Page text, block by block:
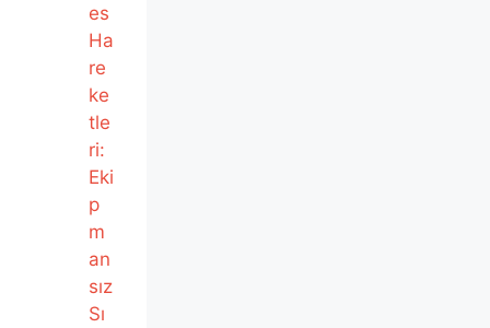
es
Ha
re
ke
tle
ri:
Eki
p
m
an
sız
Sı